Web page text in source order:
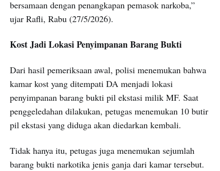
bersamaan dengan penangkapan pemasok narkoba,”
ujar Rafli, Rabu (27/5/2026).
Kost Jadi Lokasi Penyimpanan Barang Bukti
Dari hasil pemeriksaan awal, polisi menemukan bahwa
kamar kost yang ditempati DA menjadi lokasi
penyimpanan barang bukti pil ekstasi milik MF. Saat
penggeledahan dilakukan, petugas menemukan 10 butir
pil ekstasi yang diduga akan diedarkan kembali.
Tidak hanya itu, petugas juga menemukan sejumlah
barang bukti narkotika jenis ganja dari kamar tersebut.